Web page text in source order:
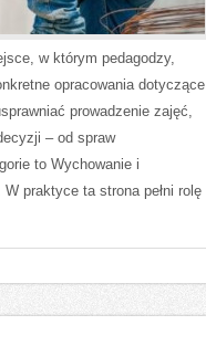
w którym pedagodzy,
opracowania dotyczące
prowadzenie zajęć,
– od spraw
to Wychowanie i
praktyce ta strona pełni rolę